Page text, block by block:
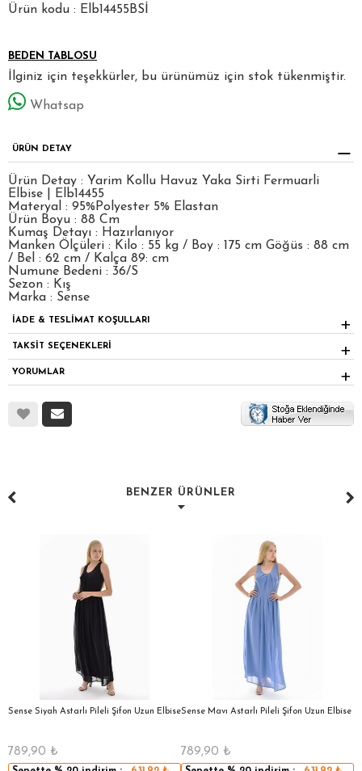
Ürün kodu : Elb14455BSİ
BEDEN TABLOSU
İlginiz için teşekkürler, bu ürünümüz için stok tükenmiştir.
Whatsap
ÜRÜN DETAY
Ürün Detay : Yarim Kollu Havuz Yaka Sirti Fermuarli
Elbise | Elb14455
Materyal : 95%Polyester 5% Elastan
Ürün Boyu : 88 Cm
Kumaş Detayı : Hazırlanıyor
Manken Ölçüleri : Kilo : 55 kg / Boy : 175 cm Göğüs : 88 cm
/ Bel : 62 cm / Kalça 89: cm
Numune Bedeni : 36/S
Sezon : Kış
Marka : Sense
İADE & TESLİMAT KOŞULLARI
TAKSİT SEÇENEKLERİ
YORUMLAR
BENZER ÜRÜNLER
Sense Siyah Astarlı Pileli Şifon Uzun Elbise
789,90 ₺
Sense Mavı Astarlı Pileli Şifon Uzun Elbise
789,90 ₺